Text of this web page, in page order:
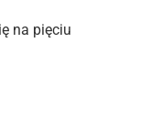
na pięciu